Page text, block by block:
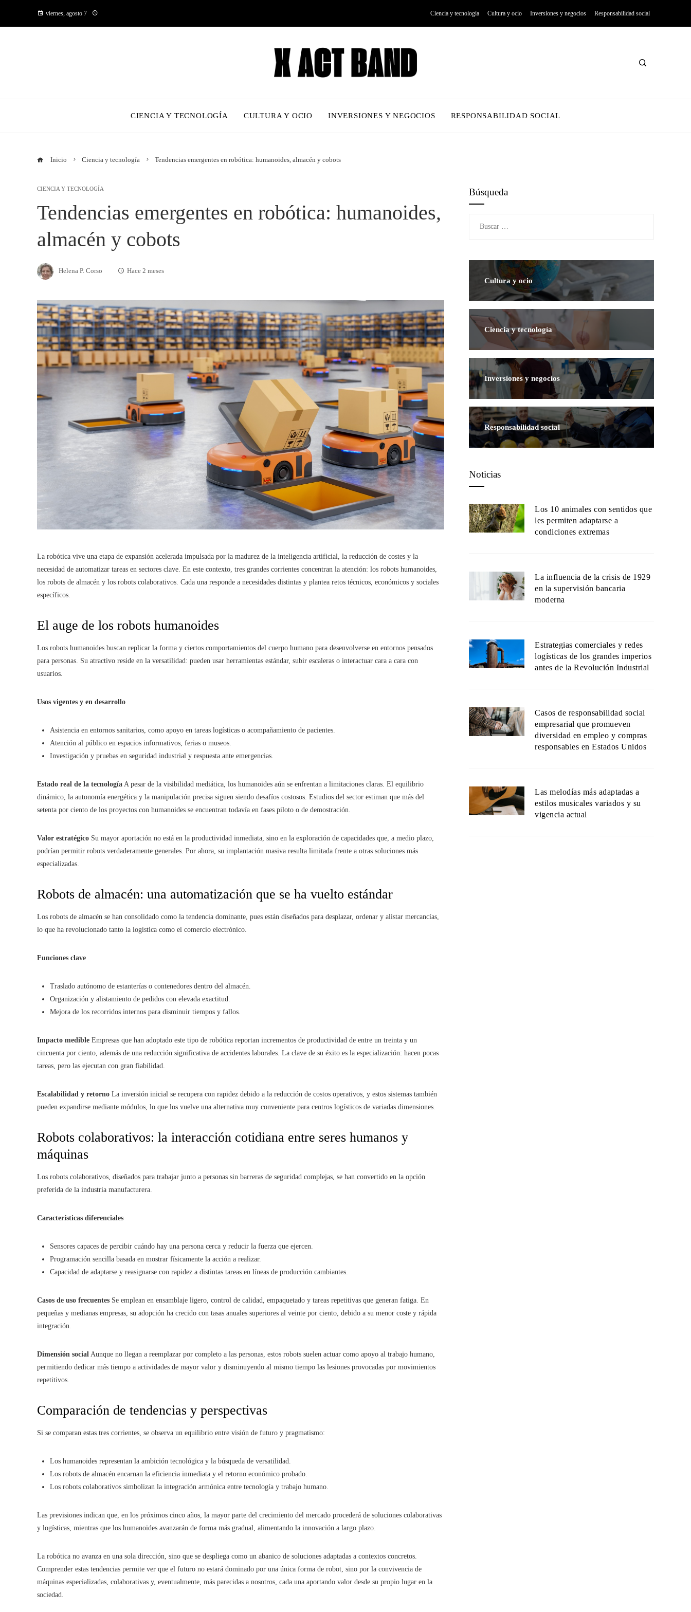
viernes, agosto 7 Ciencia y tecnología Cultura y ocio Inversiones y negocios Responsabilidad social
CIENCIA Y TECNOLOGÍA CULTURA Y OCIO INVERSIONES Y NEGOCIOS RESPONSABILIDAD SOCIAL
Inicio Ciencia y tecnología Tendencias emergentes en robótica: humanoides, almacén y cobots
CIENCIA Y TECNOLOGÍA
Tendencias emergentes en robótica: humanoides,
almacén y cobots
Helena P. Corso Hace 2 meses
La robótica vive una etapa de expansión acelerada impulsada por la madurez de la inteligencia artificial, la reducción de costes y la
necesidad de automatizar tareas en sectores clave. En este contexto, tres grandes corrientes concentran la atención: los robots humanoides,
los robots de almacén y los robots colaborativos. Cada una responde a necesidades distintas y plantea retos técnicos, económicos y sociales
específicos.
El auge de los robots humanoides
Los robots humanoides buscan replicar la forma y ciertos comportamientos del cuerpo humano para desenvolverse en entornos pensados
para personas. Su atractivo reside en la versatilidad: pueden usar herramientas estándar, subir escaleras o interactuar cara a cara con
usuarios.
Usos vigentes y en desarrollo
Asistencia en entornos sanitarios, como apoyo en tareas logísticas o acompañamiento de pacientes.
Atención al público en espacios informativos, ferias o museos.
Investigación y pruebas en seguridad industrial y respuesta ante emergencias.
Estado real de la tecnología A pesar de la visibilidad mediática, los humanoides aún se enfrentan a limitaciones claras. El equilibrio
dinámico, la autonomía energética y la manipulación precisa siguen siendo desafíos costosos. Estudios del sector estiman que más del
setenta por ciento de los proyectos con humanoides se encuentran todavía en fases piloto o de demostración.
Valor estratégico Su mayor aportación no está en la productividad inmediata, sino en la exploración de capacidades que, a medio plazo,
podrían permitir robots verdaderamente generales. Por ahora, su implantación masiva resulta limitada frente a otras soluciones más
especializadas.
Robots de almacén: una automatización que se ha vuelto estándar
Los robots de almacén se han consolidado como la tendencia dominante, pues están diseñados para desplazar, ordenar y alistar mercancías,
lo que ha revolucionado tanto la logística como el comercio electrónico.
Funciones clave
Traslado autónomo de estanterías o contenedores dentro del almacén.
Organización y alistamiento de pedidos con elevada exactitud.
Mejora de los recorridos internos para disminuir tiempos y fallos.
Impacto medible Empresas que han adoptado este tipo de robótica reportan incrementos de productividad de entre un treinta y un
cincuenta por ciento, además de una reducción significativa de accidentes laborales. La clave de su éxito es la especialización: hacen pocas
tareas, pero las ejecutan con gran fiabilidad.
Escalabilidad y retorno La inversión inicial se recupera con rapidez debido a la reducción de costos operativos, y estos sistemas también
pueden expandirse mediante módulos, lo que los vuelve una alternativa muy conveniente para centros logísticos de variadas dimensiones.
Robots colaborativos: la interacción cotidiana entre seres humanos y
máquinas
Los robots colaborativos, diseñados para trabajar junto a personas sin barreras de seguridad complejas, se han convertido en la opción
preferida de la industria manufacturera.
Características diferenciales
Sensores capaces de percibir cuándo hay una persona cerca y reducir la fuerza que ejercen.
Programación sencilla basada en mostrar físicamente la acción a realizar.
Capacidad de adaptarse y reasignarse con rapidez a distintas tareas en líneas de producción cambiantes.
Casos de uso frecuentes Se emplean en ensamblaje ligero, control de calidad, empaquetado y tareas repetitivas que generan fatiga. En
pequeñas y medianas empresas, su adopción ha crecido con tasas anuales superiores al veinte por ciento, debido a su menor coste y rápida
integración.
Dimensión social Aunque no llegan a reemplazar por completo a las personas, estos robots suelen actuar como apoyo al trabajo humano,
permitiendo dedicar más tiempo a actividades de mayor valor y disminuyendo al mismo tiempo las lesiones provocadas por movimientos
repetitivos.
Comparación de tendencias y perspectivas
Si se comparan estas tres corrientes, se observa un equilibrio entre visión de futuro y pragmatismo:
Los humanoides representan la ambición tecnológica y la búsqueda de versatilidad.
Los robots de almacén encarnan la eficiencia inmediata y el retorno económico probado.
Los robots colaborativos simbolizan la integración armónica entre tecnología y trabajo humano.
Las previsiones indican que, en los próximos cinco años, la mayor parte del crecimiento del mercado procederá de soluciones colaborativas
y logísticas, mientras que los humanoides avanzarán de forma más gradual, alimentando la innovación a largo plazo.
La robótica no avanza en una sola dirección, sino que se despliega como un abanico de soluciones adaptadas a contextos concretos.
Comprender estas tendencias permite ver que el futuro no estará dominado por una única forma de robot, sino por la convivencia de
máquinas especializadas, colaborativas y, eventualmente, más parecidas a nosotros, cada una aportando valor desde su propio lugar en la
sociedad.
Búsqueda
Cultura y ocio
Ciencia y tecnología
Inversiones y negocios
Responsabilidad social
Noticias
Los 10 animales con sentidos que
les permiten adaptarse a
condiciones extremas
La influencia de la crisis de 1929
en la supervisión bancaria
moderna
Estrategias comerciales y redes
logísticas de los grandes imperios
antes de la Revolución Industrial
Casos de responsabilidad social
empresarial que promueven
diversidad en empleo y compras
responsables en Estados Unidos
Las melodías más adaptadas a
estilos musicales variados y su
vigencia actual